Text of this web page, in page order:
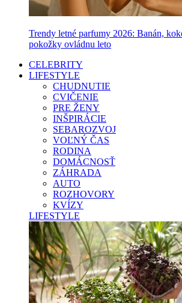
Trendy letné parfumy 2026: Banán,
pokožky ovládnu leto
CELEBRITY
LIFESTYLE
CHUDNUTIE
CVIČENIE
PRE ŽENY
INŠPIRÁCIE
SEBAROZVOJ
VOĽNÝ ČAS
RODINA
DOMÁCNOSŤ
ZÁHRADA
AUTO
ROZHOVORY
KVÍZY
LIFESTYLE